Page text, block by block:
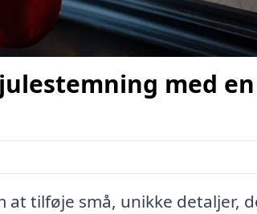
med en
tilføje små, unikke detaljer,